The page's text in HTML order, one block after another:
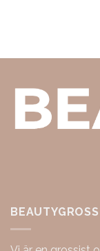
BEAUTYGROSS